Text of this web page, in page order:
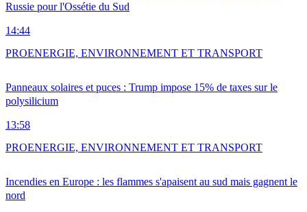
Russie pour l'Ossétie du Sud
14:44
Panneaux solaires et puces : Trump impose 15% de taxes sur le
polysilicium
13:58
PROENERGIE, ENVIRONNEMENT ET TRANSPORT
Incendies en Europe : les flammes s'apaisent au sud mais gagnent le
nord
PROENERGIE, ENVIRONNEMENT ET TRANSPORT